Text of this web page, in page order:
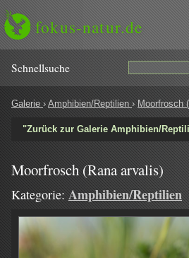
fokus-natur.de
Schnell­suche
Galerie › Amphibien/Reptilien › Moorfrosch
"Zurück zur Galerie Amphibien/
Moorfrosch (Rana arvalis)
Kategorie: Amphibien/Reptilien